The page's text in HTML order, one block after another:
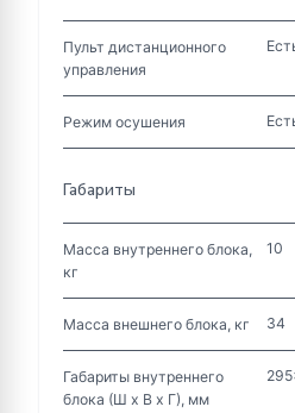
Пульт дистанционного
управления
Режим осушения
Габариты
Масса внутреннего блока,
кг
10
Масса внешнего блока, кг 34
Габариты внутреннего
блока (Ш х В х Г), мм